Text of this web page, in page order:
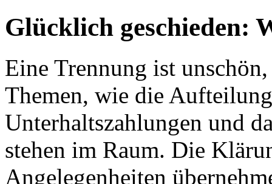
Glücklich geschieden:
Eine Trennung ist
Themen, wie die
Unterhaltszahlungen und
stehen im Raum. Die
Angelegenheiten